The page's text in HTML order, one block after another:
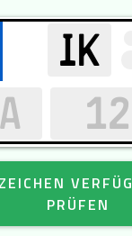
PRÜFEN